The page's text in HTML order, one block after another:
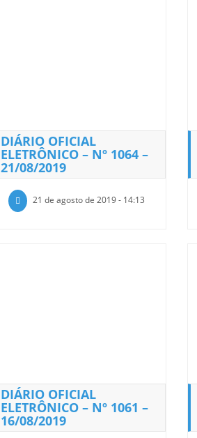
DIÁRIO OFICIAL
ELETRÔNICO – Nº 1064 –
21/08/2019
21 de agosto de 2019 - 14:13
DIÁRIO OFICIAL
ELETRÔNICO – Nº 1061 –
16/08/2019